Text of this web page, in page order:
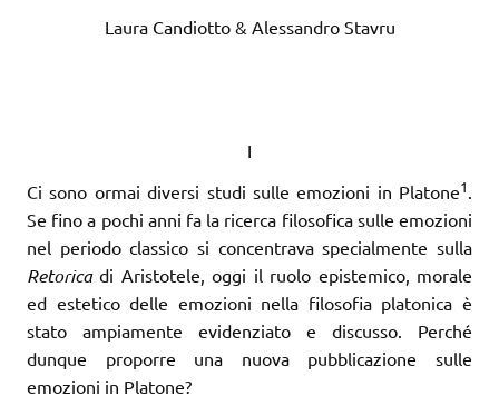
Laura Candiotto & Alessandro Stavru
I
Ci sono ormai diversi studi sulle emozioni in Platone1.
Se fino a pochi anni fa la ricerca filosofica sulle emozioni
nel periodo classico si concentrava specialmente sulla
Retoricadi Aristotele, oggi il ruolo epistemico, morale
ed estetico delle emozioni nella filosofia platonica è
stato ampiamente evidenziato e discusso. Perché
dunque proporre una nuova pubblicazione sulle
emozioni in Platone?